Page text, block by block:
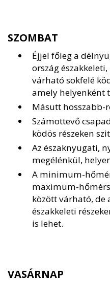
SZOMBAT
Éjjel főleg a
ország
várható sokfelé
amely helyenként
Másutt hosszabb-
Számottevő
ködös részeken
Az északnyugati,
megélénkül,
A minimum-
maximum-
között várható, de
északkeleti
is lehet.
VASÁRNAP